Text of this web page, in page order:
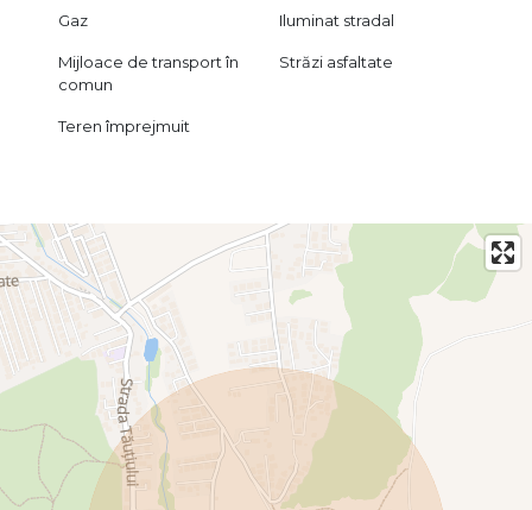
Gaz Iluminat stradal
Mijloace de transport în
comun
Străzi asfaltate
Teren împrejmuit